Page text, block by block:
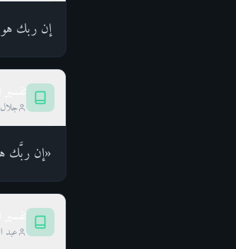
إن ربك هو
جلال
«إن ربَّك
عبد